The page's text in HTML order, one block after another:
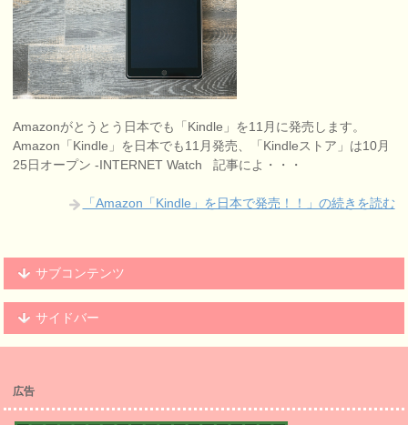
Amazonがとうとう日本でも「Kindle」を11月に発売します。
Amazon「Kindle」を日本でも11月発売、「Kindleストア」は10月
25日オープン -INTERNET Watch 記事によ・・・
「Amazon「Kindle」を日本で発売！！」の続きを読む
サブコンテンツ
サイドバー
広告